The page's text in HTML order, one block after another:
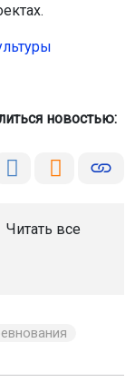
новостью:
Читать все